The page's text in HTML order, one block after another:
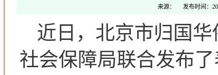
来源： 发布时间：
近日，北京市归国
社会保障局联合发布